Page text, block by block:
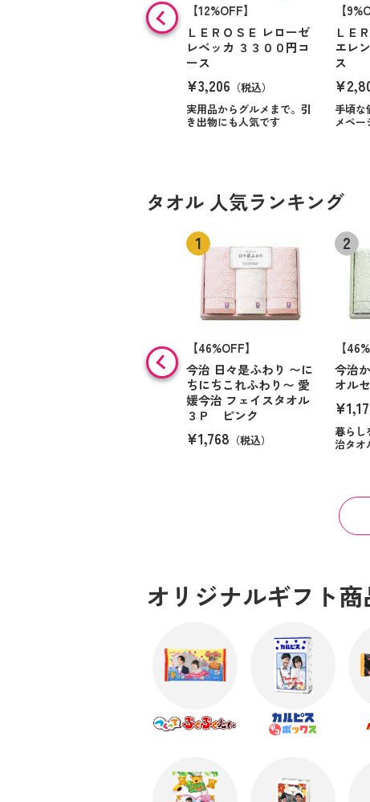
【12%OFF】
ＬＥＲＯＳＥ レローゼ
レベッカ ３３００円コ
ース
¥3,206 （税込）
実用品からグルメまで。引
き出物にも人気です
【
ＬＥ
エレ
ス
手頃な
メペー
タオル 人気ランキング
【46%OFF】
今治 日々是ふわり 〜に
ちにちこれふわり〜 愛
媛今治 フェイスタオル
３Ｐ ピンク
¥1,768 （税込）
【
今治
オル
暮らし
治タオ
オリジナルギフト商